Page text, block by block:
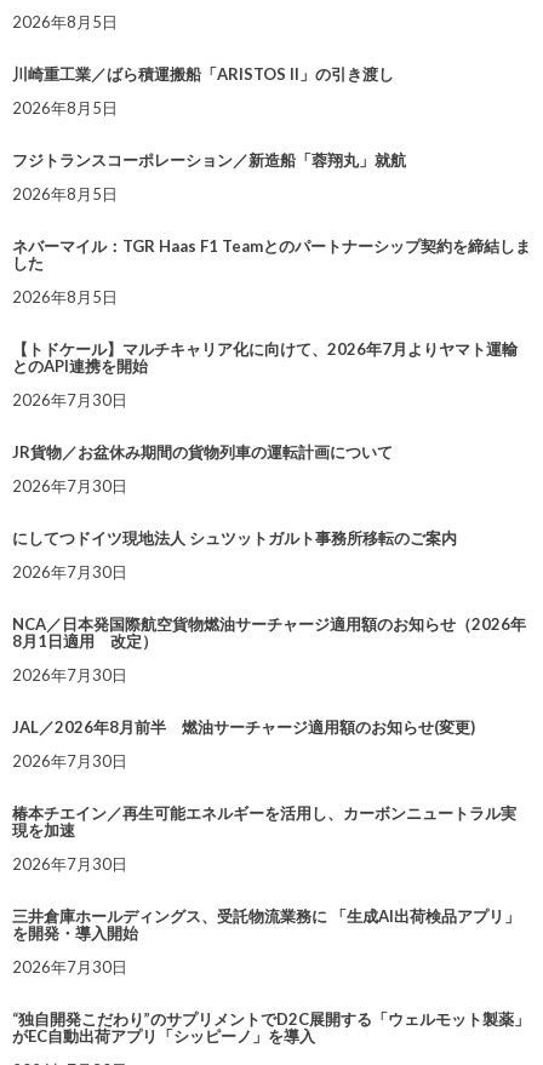
2026年8月5日
川崎重工業／ばら積運搬船「ARISTOS II」の引き渡し
2026年8月5日
フジトランスコーポレーション／新造船「蓉翔丸」就航
2026年8月5日
ネバーマイル：TGR Haas F1 Teamとのパートナーシップ契約を締結しま
した
2026年8月5日
【トドケール】マルチキャリア化に向けて、2026年7月よりヤマト運輸
とのAPI連携を開始
2026年7月30日
JR貨物／お盆休み期間の貨物列車の運転計画について
2026年7月30日
にしてつドイツ現地法人 シュツットガルト事務所移転のご案内
2026年7月30日
NCA／日本発国際航空貨物燃油サーチャージ適用額のお知らせ（2026年
8月1日適用 改定）
2026年7月30日
JAL／2026年8月前半 燃油サーチャージ適用額のお知らせ(変更)
2026年7月30日
椿本チエイン／再生可能エネルギーを活用し、カーボンニュートラル実
現を加速
2026年7月30日
三井倉庫ホールディングス、受託物流業務に 「生成AI出荷検品アプリ」
を開発・導入開始
2026年7月30日
“独自開発こだわり”のサプリメントでD2C展開する「ウェルモット製薬」
がEC自動出荷アプリ「シッピーノ」を導入